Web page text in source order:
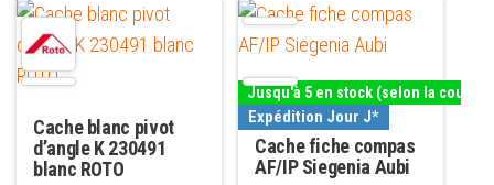
Cache blanc pivot
d’angle K 230491
blanc ROTO
Jusqu'à 5 en stock (selon la
Expédition Jour J*
Cache fiche compas
AF/IP Siegenia Aubi
Ce
produit
a
plusieurs
variations.
Les